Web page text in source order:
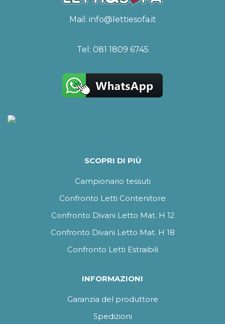
Mail: info@lettiesofa.it
Tel: 081 1809 6745
SCOPRI DI PIÙ
Campionario tessuti
Confronto Letti Contenitore
Confronto Divani Letto Mat. H 12
Confronto Divani Letto Mat. H 18
Confronto Letti Estraibili
INFORMAZIONI
Garanzia del produttore
Spedizioni